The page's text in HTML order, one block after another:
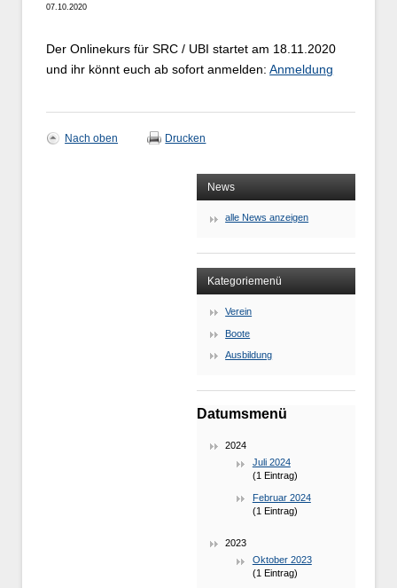
07.10.2020
Der Onlinekurs für SRC / UBI startet am 18.11.2020
und ihr könnt euch ab sofort anmelden:Anmeldung
Nach oben Drucken
News
alle News anzeigen
Kategoriemenü
Verein
Boote
Ausbildung
Datumsmenü
2024
Juli 2024
(1 Eintrag)
Februar 2024
(1 Eintrag)
2023
Oktober 2023
(1 Eintrag)